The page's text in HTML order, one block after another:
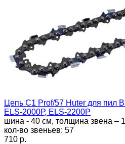
Цепь C1 Prof/57 Huter для пил
ELS-2000Р, ELS-2200Р
шина - 40 см, толщина звена –
кол-во звеньев: 57
710 p.